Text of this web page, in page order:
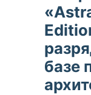
базе